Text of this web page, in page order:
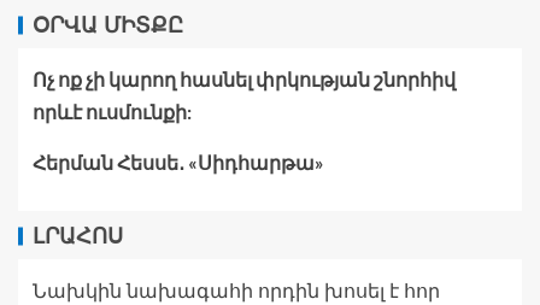
ՕՐՎԱ ՄԻՏՔԸ
Ոչ ոք չի կարող հասնել փրկության շնորհիվ
որևէ ուսմունքի:
Հերման Հեսսե․ «Սիդհարթա»
ԼՐԱՀՈՍ
Նախկին նախագահի որդին խոսել է հոր